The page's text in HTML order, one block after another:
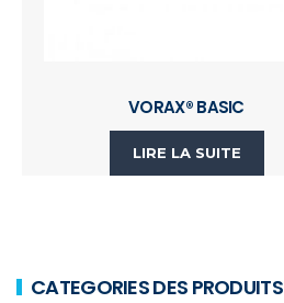
VORAX® BASIC
LIRE LA SUITE
CATEGORIES DES PRODUITS